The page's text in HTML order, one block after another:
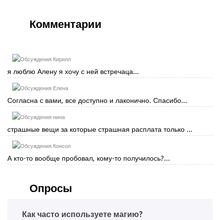
Комментарии
Кирилл
я люблю Алену я хочу с ней встречаца...
Елена
Согласна с вами, все доступно и лаконично. Спасибо...
нина
страшные вещи за которые страшная расплата только ...
Консол
А кто-то вообще пробовал, кому-то получилось?...
Опросы
Как часто используете магию?